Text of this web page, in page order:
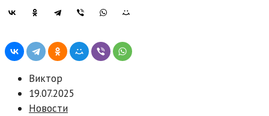
Виктор
19.07.2025
Новости